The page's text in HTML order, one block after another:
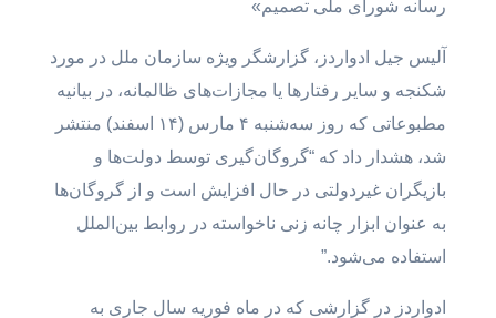
رسانه شورای ملی تصمیم»
آلیس جیل ادواردز، گزارشگر ویژه سازمان ملل در مورد
شکنجه و سایر رفتارها یا مجازات‌های ظالمانه، در بیانیه
مطبوعاتی که روز سه‌شنبه ۴ مارس (۱۴ اسفند) منتشر
شد، هشدار داد که “گروگان‌گیری توسط دولت‌ها و
بازیگران غیردولتی در حال افزایش است و از گروگان‌ها
به عنوان ابزار چانه زنی ناخواسته در روابط بین‌الملل
استفاده می‌شود.”
ادواردز در گزارشی که در ماه فوریه سال جاری به